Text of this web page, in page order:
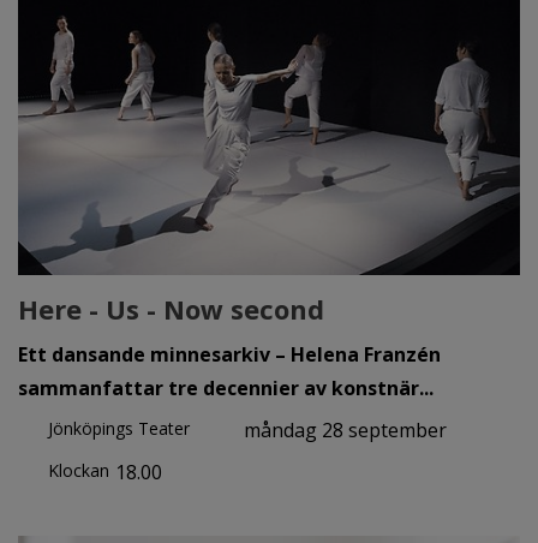
Here - Us - Now second
Ett dansande minnesarkiv – Helena Franzén
sammanfattar tre decennier av konstnär...
Jönköpings Teater måndag 28 september
Klockan 18.00